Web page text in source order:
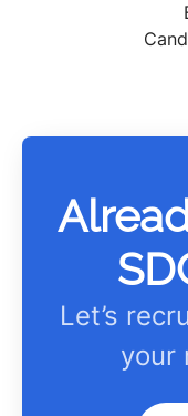
Let’s
your